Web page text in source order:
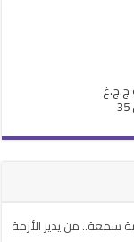
سمعة.. من يدير الأزمة